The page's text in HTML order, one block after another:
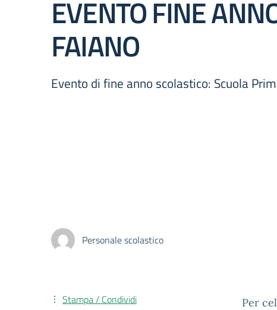
EVENTO FINE
FAIANO
Evento di fine anno scolastico: Scuola
Personale scolastico
Per
Stampa / Condividi